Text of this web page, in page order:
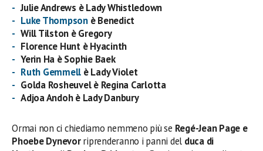
Julie Andrews è Lady Whistledown
Luke Thompson è Benedict
Will Tilston è Gregory
Florence Hunt è Hyacinth
Yerin Ha è Sophie Baek
Ruth Gemmell è Lady Violet
Golda Rosheuvel è Regina Carlotta
Adjoa Andoh è Lady Danbury
Ormai non ci chiediamo nemmeno più se Regé-Jean Page e
Phoebe Dynevorriprenderanno i panni del duca di